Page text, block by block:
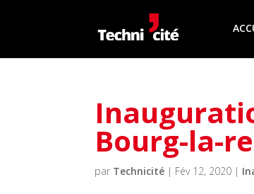
Bourg-la-
par Technicité | Fév 12, 2020 |